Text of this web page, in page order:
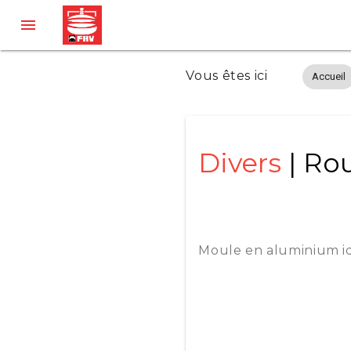

Vous êtes ici Accueil
Divers |
Moule en aluminium